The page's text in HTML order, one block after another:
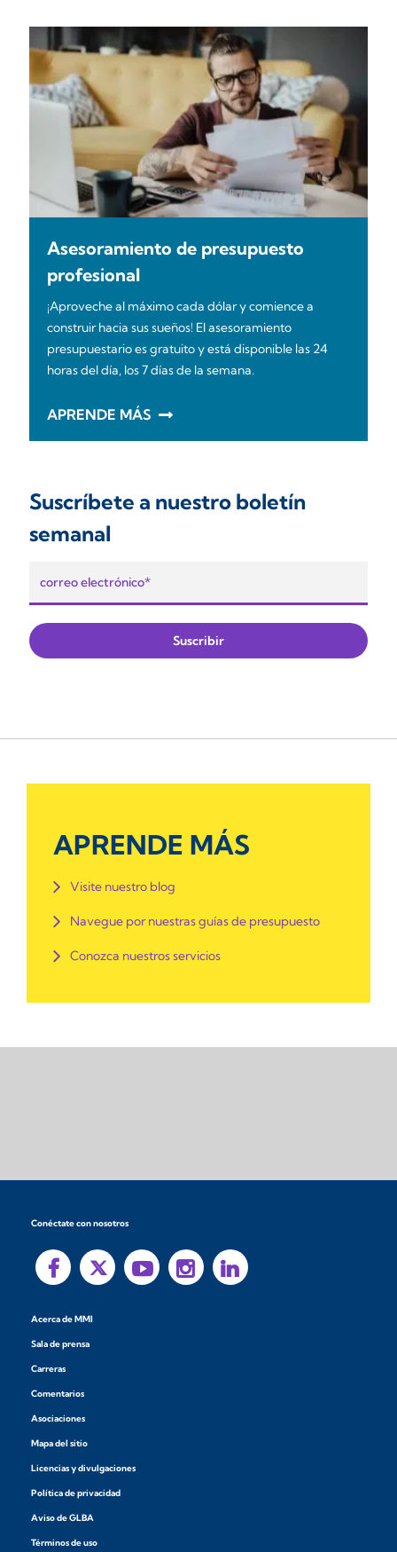
Asesoramiento de presupuesto
profesional
¡Aproveche al máximo cada dólar y comience a
construir hacia sus sueños! El asesoramiento
presupuestario es gratuito y está disponible las 24
horas del día, los 7 días de la semana.
APRENDE MÁS
Suscríbete a nuestro boletín
semanal
APRENDE MÁS
Visite nuestro blog
Navegue por nuestras guías de presupuesto
Conozca nuestros servicios
Conéctate con nosotros
Acerca de MMI
Sala de prensa
Carreras
Comentarios
Asociaciones
Mapa del sitio
Licencias y divulgaciones
Política de privacidad
Aviso de GLBA
Términos de uso